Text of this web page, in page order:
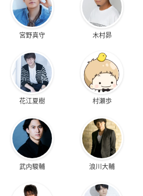
宮野真守 木村昴
花江夏樹 村瀬歩
武内駿輔 浪川大輔